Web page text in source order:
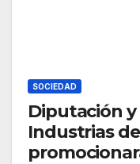
SOCIEDAD
Diputación y
Industrias